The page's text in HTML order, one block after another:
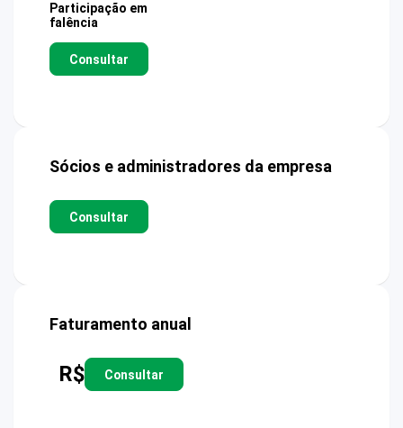
Participação em
falência
Consultar
Sócios e administradores da empresa
Consultar
Faturamento anual
R$ Consultar